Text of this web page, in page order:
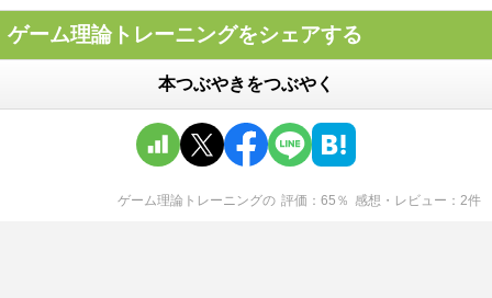
ゲーム理論トレーニングをシェアする
本つぶやきをつぶやく
ゲーム理論トレーニングの 評価 65 ％ 感想・レビュー 2件